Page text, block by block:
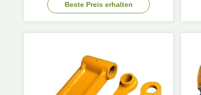
Beste Preis erhalten